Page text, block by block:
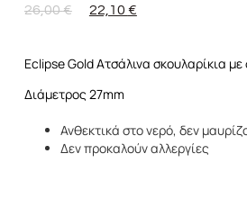
26,00€ 22,10 €
Eclipse Gold Ατσάλινα σκουλαρίκια
Διάμετρος 27mm
Ανθεκτικά στο νερό, δεν
Δεν προκαλούν αλλεργίες